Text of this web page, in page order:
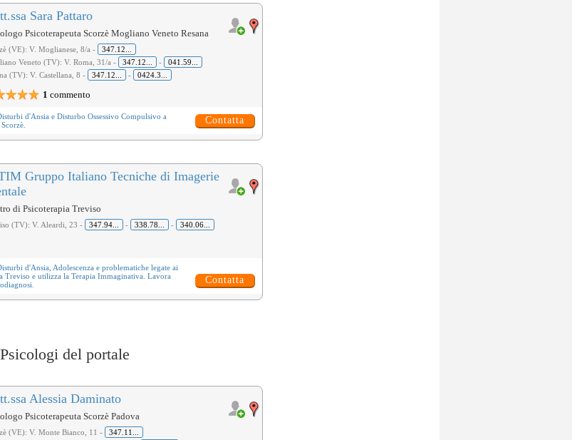
Sara Pattaro
Psicoterapeuta Scorzè Mogliano Veneto Resana
(VE): V. Moglianese, 8/a -
347.12...
Veneto (TV): V. Roma, 31/a -
347.12... -
041.59...
(TV): V. Castellana, 8 -
347.12... - 0424.3...
1 commento
d'Ansia e Disturbo Ossessivo Compulsivo a
Contatta
Gruppo Italiano Tecniche di Imagerie
di Psicoterapia Treviso
(TV): V. Aleardi, 23 - 347.94... - 338.78... - 340.06...
d'Ansia Adolescenza e problematiche legate ai
a Treviso e utilizza la Terapia Immaginativa . Lavora
Contatta
del portale
Alessia Daminato
Psicoterapeuta Scorzè Padova
(VE): V. Monte Bianco, 11 -
347.11...